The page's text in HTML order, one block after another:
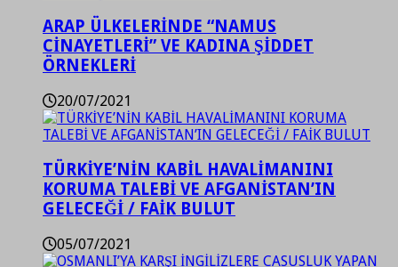
ARAP ÜLKELERİNDE “NAMUS
CİNAYETLERİ” VE KADINA ŞİDDET
ÖRNEKLERİ
20/07/2021
TÜRKİYE’NİN KABİL HAVALİMANINI
KORUMA TALEBİ VE AFGANİSTAN’IN
GELECEĞİ / FAİK BULUT
05/07/2021